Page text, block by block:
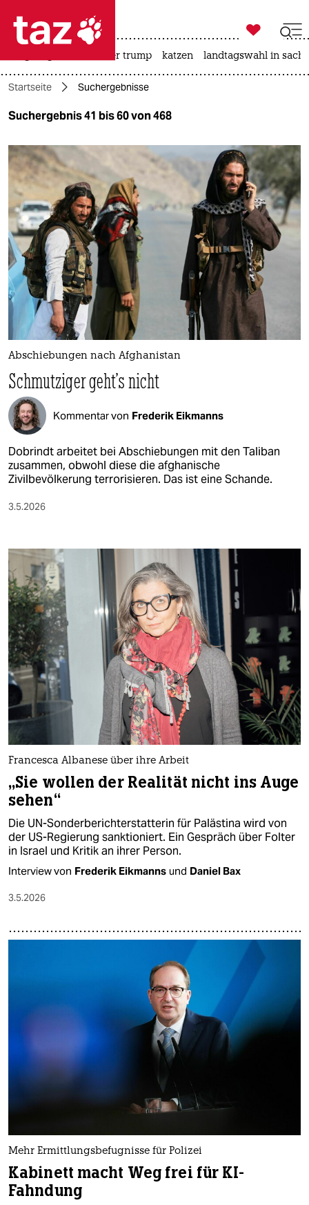
 taz zahl ich
taz zahl ich
themen
politik
öko
gesellschaft
kultur
sport
berlin
nord
wahrheit
verlag
verlag
veranstaltungen
shop
fragen & hilfe
abo
genossenschaft
epaper login

taz zahl ich
usa unter trump katzen landtagswahl in
Startseite Suchergebnisse
Suchergebnis 41 bis 60 von 468
Abschiebungen nach Afghanistan
Schmutziger geht's nicht
Kommentar von Frederik Eikmanns
Dobrindt arbeitet bei Abschiebungen mit den Taliban
zusammen, obwohl diese die afghanische
Zivilbevölkerung terrorisieren. Das ist eine Schande.
3.5.2026
Francesca Albanese über ihre Arbeit
„Sie wollen der Realität nicht ins Auge
sehen“
Die UN-Sonderberichterstatterin für Palästina wird von
der US-Regierung sanktioniert. Ein Gespräch über Folter
in Israel und Kritik an ihrer Person.
Interview von Frederik Eikmanns und Daniel Bax
3.5.2026
Mehr Ermittlungsbefugnisse für Polizei
Kabinett macht Weg frei für KI-
Fahndung